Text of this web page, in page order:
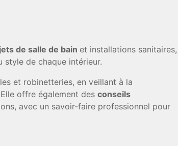
de salle de bain et installations sanitaires,
style de chaque intérieur.
et robinetteries, en veillant à la
offre également desconseils
avec un savoir-faire professionnel pour